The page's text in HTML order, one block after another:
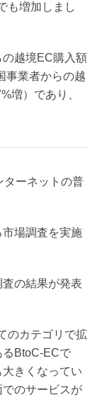
も増加しまし
越境EC購入額
事業者からの越
増）であり、
ターネットの普
場調査を実施
の結果が発表
のカテゴリで拡
るBtoC-ECで
きくなってい
のサービスが